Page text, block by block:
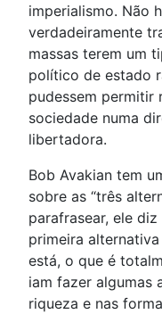
imperialismo. Não
verdadeiramente
massas terem um
político de estado
pudessem permitir
sociedade numa
libertadora.
Bob Avakian tem
sobre as “três
parafrasear, ele
primeira
está, o que é
iam fazer algumas
riqueza e nas